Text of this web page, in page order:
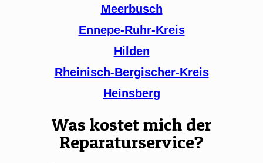
Meerbusch
Ennepe-Ruhr-Kreis
Hilden
Rheinisch-Bergischer-Kreis
Heinsberg
Was kostet mich der
Reparaturservice?